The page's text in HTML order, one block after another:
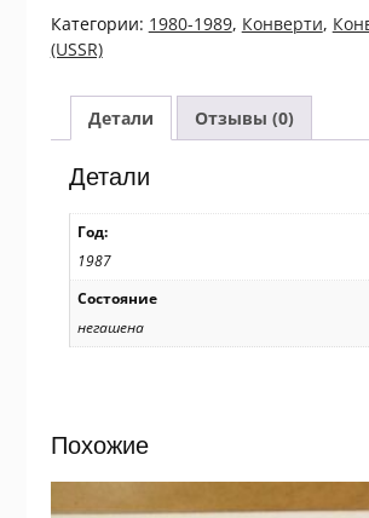
СРСР
1987.
Медиолобивия
карликовая
/k206
Категории: 1980-1989, Конверти,
(USSR)
Детали Отзывы (0)
Детали
Год:
1987
Состояние
негашена
Похожие